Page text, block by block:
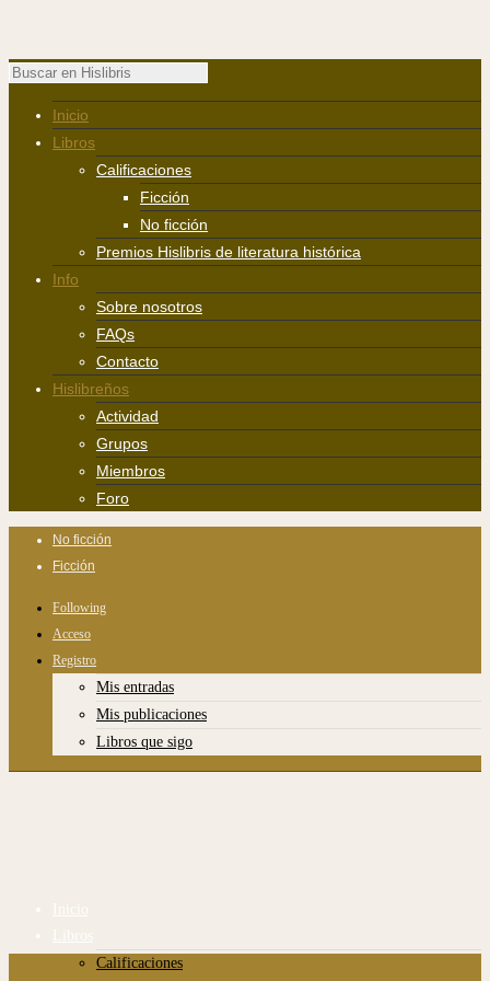
Inicio
Libros
Calificaciones
Ficción
No ficción
Premios Hislibris de literatura histórica
Info
Sobre nosotros
FAQs
Contacto
Hislibreños
Actividad
Grupos
Miembros
Foro
No ficción
Ficción
Following
Acceso
Registro
Mis entradas
Mis publicaciones
Libros que sigo
Inicio
Libros
Calificaciones